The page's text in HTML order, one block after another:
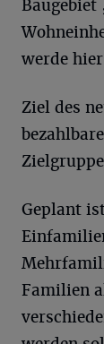
Baugebiet
werde
Ziel des
Geplant
Familien